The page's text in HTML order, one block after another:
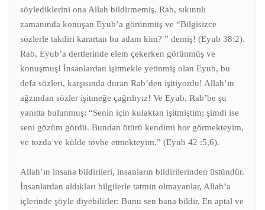
söylediklerini ona Allah bildirmemiş. Rab, sıkıntılı
zamanında konuşan Eyub’a görünmüş ve “Bilgisizce
sözlerle takdiri karartan bu adam kim? ” demiş! (Eyub 38:2).
Rab, Eyub’a dertlerinde elem çekerken görünmüş ve
konuşmuş! İnsanlardan işitmekle yetinmiş olan Eyub, bu
defa sözleri, karşısında duran Rab’den işitiyordu! Allah’ın
ağzından sözler işitmeğe çağrılıyız! Ve Eyub, Rab’be şu
yanıtta bulunmuş: “Senin için kulaktan işitmiştim; şimdi ise
seni gözüm gördü. Bundan ötürü kendimi hor görmekteyim,
ve tozda ve külde tövbe etmekteyim.” (Eyub 42 :5,6).
Allah’ın insana bildirileri, insanların bildirilerinden üstündür.
İnsanlardan aldıkları bilgilerle tatmin olmayanlar, Allah’a
içlerinde şöyle diyebilirler: Bunu sen bana bildir. En aptal ve